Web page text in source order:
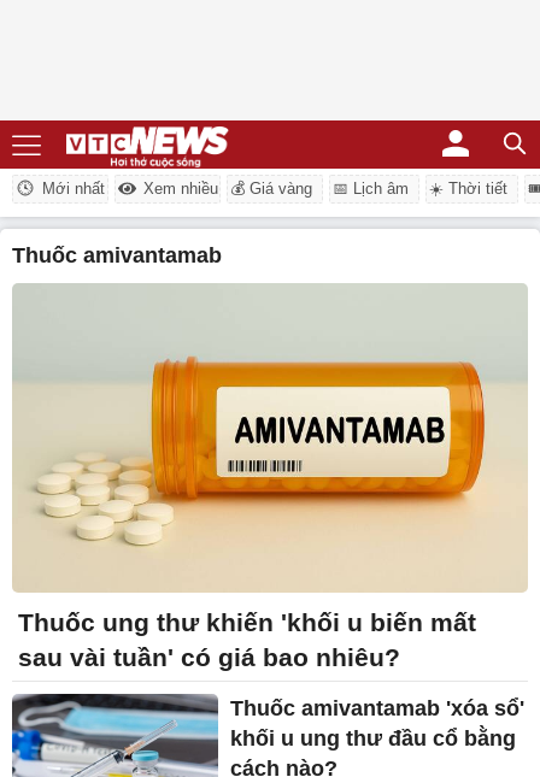
Mới nhất Xem nhiều 💰 Giá vàng 📅 Lịch âm ☀️ Thời tiết
Thuốc amivantamab
Thuốc ung thư khiến 'khối u biến mất
sau vài tuần' có giá bao nhiêu?
Thuốc amivantamab 'xóa sổ'
khối u ung thư đầu cổ bằng
cách nào?